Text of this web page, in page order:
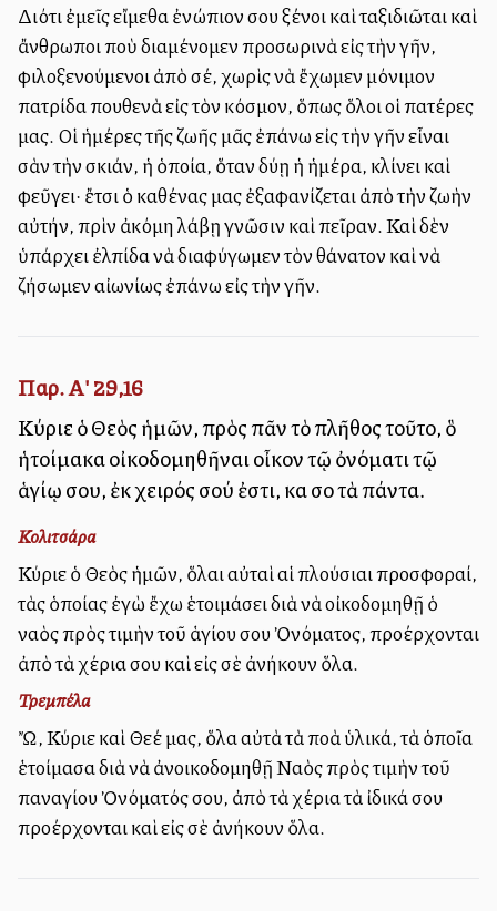
Διότι ἐμεῖς εἴμεθα ἐνώπιον σου ξένοι καὶ ταξιδιῶται καὶ
ἄνθρωποι ποὺ διαμένομεν προσωρινὰ εἰς τὴν γῆν,
φιλοξενούμενοι ἀπὸ σέ, χωρὶς νὰ ἔχωμεν μόνιμον
πατρίδα πουθενὰ εἰς τὸν κόσμον, ὅπως ὅλοι οἱ πατέρες
μας. Οἱ ἡμέρες τῆς ζωῆς μᾶς ἐπάνω εἰς τὴν γῆν εἶναι
σὰν τὴν σκιάν, ἡ ὁποία, ὅταν δύῃ ἡ ἡμέρα, κλίνει καὶ
φεῦγει· ἔτσι ὁ καθένας μας ἐξαφανίζεται ἀπὸ τὴν ζωὴν
αὐτήν, πρὶν ἀκόμη λάβῃ γνῶσιν καὶ πεῖραν. Καὶ δὲν
ὑπάρχει ἐλπίδα νὰ διαφύγωμεν τὸν θάνατον καὶ νὰ
ζήσωμεν αἰωνίως ἐπάνω εἰς τὴν γῆν.
Παρ. Α' 29,16
Κύριε ὁ Θεὸς ἡμῶν, πρὸς πᾶν τὸ πλῆθος τοῦτο, ὃ
ἡτοίμακα οἰκοδομηθῆναι οἶκον τῷ ὀνόματι τῷ
ἁγίῳ σου, ἐκ χειρός σού ἐστι, καὶ σοὶ τὰ πάντα.
Κολιτσάρα
Κύριε ὁ Θεὸς ἡμῶν, ὅλαι αὐταὶ αἱ πλούσιαι προσφοραί,
τὰς ὁποίας ἐγὼ ἔχω ἑτοιμάσει διὰ νὰ οἰκοδομηθῇ ὁ
ναὸς πρὸς τιμὴν τοῦ ἁγίου σου Ὀνόματος, προέρχονται
ἀπὸ τὰ χέρια σου καὶ εἰς σὲ ἀνήκουν ὅλα.
Τρεμπέλα
Ὤ, Κύριε καὶ Θεέ μας, ὅλα αὐτὰ τὰ πολλὰ ὑλικά, τὰ ὁποῖα
ἑτοίμασα διὰ νὰ ἀνοικοδομηθῇ Ναὸς πρὸς τιμὴν τοῦ
παναγίου Ὀνόματός σου, ἀπὸ τὰ χέρια τὰ ἰδικά σου
προέρχονται καὶ εἰς σὲ ἀνήκουν ὅλα.